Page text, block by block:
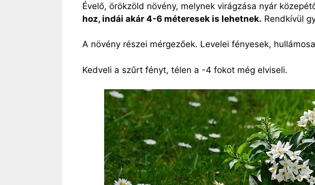
Évelő, örökzöld növény, melynek virágzása nyár
hoz, indái akár 4-6 méteresek is lehetnek. Rendkívül
A növény részei mérgezőek. Levelei fényesek,
Kedveli a szűrt fényt, télen a -4 fokot még elviseli.